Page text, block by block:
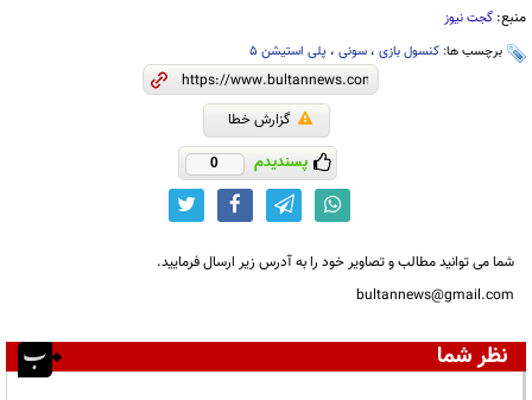
منبع: گجت نیوز
برچسب ها: کنسول بازی ، سونی ، پلی استیشن 5
گزارش خطا
پسندیدم 0
شما می توانید مطالب و تصاویر خود را به آدرس زیر ارسال فرمایید.
bultannews@gmail.com
نظر شما